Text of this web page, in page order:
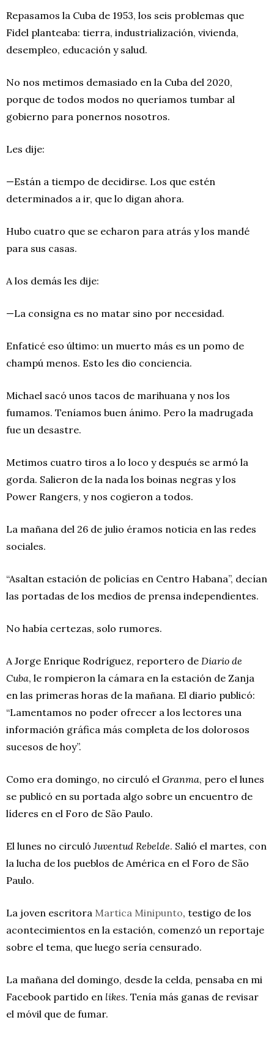
Repasamos la Cuba de 1953, los seis problemas que
Fidel planteaba: tierra, industrialización, vivienda,
desempleo, educación y salud.
No nos metimos demasiado en la Cuba del 2020,
porque de todos modos no queríamos tumbar al
gobierno para ponernos nosotros.
Les dije:
—Están a tiempo de decidirse. Los que estén
determinados a ir, que lo digan ahora.
Hubo cuatro que se echaron para atrás y los mandé
para sus casas.
A los demás les dije:
—La consigna es no matar sino por necesidad.
Enfaticé eso último: un muerto más es un pomo de
champú menos. Esto les dio conciencia.
Michael sacó unos tacos de marihuana y nos los
fumamos. Teníamos buen ánimo. Pero la madrugada
fue un desastre.
Metimos cuatro tiros a lo loco y después se armó la
gorda. Salieron de la nada los boinas negras y los
Power Rangers, y nos cogieron a todos.
La mañana del 26 de julio éramos noticia en las redes
sociales.
“Asaltan estación de policías en Centro Habana”, decían
las portadas de los medios de prensa independientes.
No había certezas, solo rumores.
A Jorge Enrique Rodríguez, reportero de Diario de
Cuba, le rompieron la cámara en la estación de Zanja
en las primeras horas de la mañana. El diario publicó:
“Lamentamos no poder ofrecer a los lectores una
información gráfica más completa de los dolorosos
sucesos de hoy”.
Como era domingo, no circuló el Granma, pero el lunes
se publicó en su portada algo sobre un encuentro de
líderes en el Foro de São Paulo.
El lunes no circuló Juventud Rebelde. Salió el martes, con
la lucha de los pueblos de América en el Foro de São
Paulo.
La joven escritora Martica Minipunto, testigo de los
acontecimientos en la estación, comenzó un reportaje
sobre el tema, que luego sería censurado.
La mañana del domingo, desde la celda, pensaba en mi
Facebook partido en likes. Tenía más ganas de revisar
el móvil que de fumar.